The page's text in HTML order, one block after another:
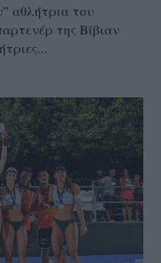
αθλήτρια του
της Βίβιαν